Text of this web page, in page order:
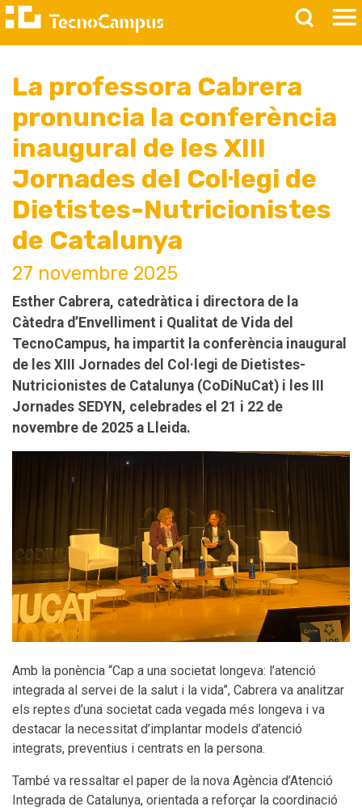
La professora Cabrera
pronuncia la conferència
inaugural de les XIII
Jornades del Col·legi de
Dietistes-Nutricionistes
de Catalunya
27 novembre 2025
Esther Cabrera, catedràtica i directora de la
Càtedra d’Envelliment i Qualitat de Vida del
TecnoCampus, ha impartit la conferència inaugural
de les XIII Jornades del Col·legi de Dietistes-
Nutricionistes de Catalunya (CoDiNuCat) i les III
Jornades SEDYN, celebrades el 21 i 22 de
novembre de 2025 a Lleida.
Amb la ponència “Cap a una societat longeva: l’atenció
integrada al servei de la salut i la vida”, Cabrera va analitzar
els reptes d’una societat cada vegada més longeva i va
destacar la necessitat d’implantar models d’atenció
integrats, preventius i centrats en la persona.
També va ressaltar el paper de la nova Agència d’Atenció
Integrada de Catalunya, orientada a reforçar la coordinació